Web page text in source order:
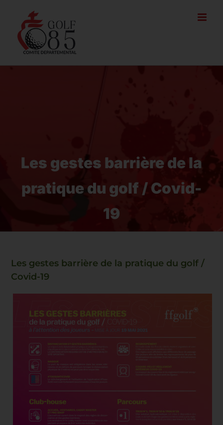
contenu
Les gestes barrière de la
pratique du golf / Covid-
19
Les gestes barrière de la pratique du golf /
Covid-19